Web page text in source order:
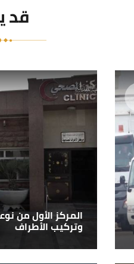
قد
المركز الأول من
وتركيب الأطراف